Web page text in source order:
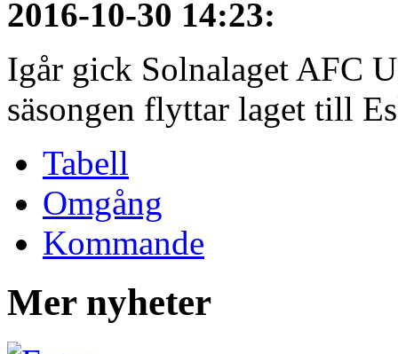
2016-10-30 14:23:
Igår gick Solnalaget AFC
säsongen flyttar laget till
Tabell
Omgång
Kommande
Mer nyheter